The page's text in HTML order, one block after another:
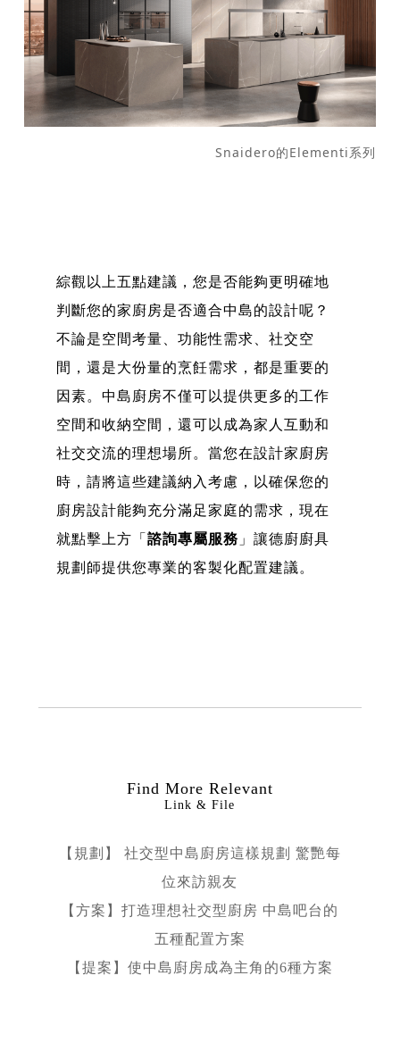
Snaidero的Elementi系列
綜觀以上五點建議，您是否能夠更明確地
判斷您的家廚房是否適合中島的設計呢？
不論是空間考量、功能性需求、社交空
間，還是大份量的烹飪需求，都是重要的
因素。中島廚房不僅可以提供更多的工作
空間和收納空間，還可以成為家人互動和
社交交流的理想場所。當您在設計家廚房
時，請將這些建議納入考慮，以確保您的
廚房設計能夠充分滿足家庭的需求，現在
就點擊上方「 諮詢專屬服務 」讓德廚廚具
規劃師提供您專業的客製化配置建議。
Find More Relevant
Link & File
【規劃】 社交型中島廚房這樣規劃 驚艷每
位來訪親友
【方案】打造理想社交型廚房 中島吧台的
五種配置方案
【提案】使中島廚房成為主角的6種方案